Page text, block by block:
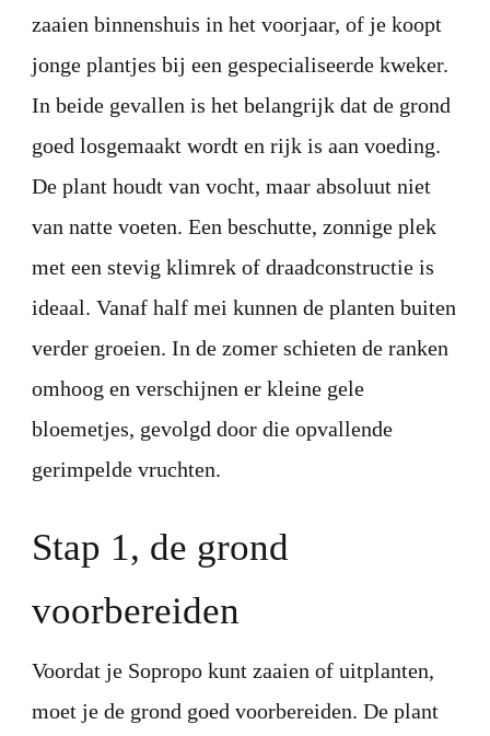
zaaien binnenshuis in het voorjaar, of je koopt
jonge plantjes bij een gespecialiseerde kweker.
In beide gevallen is het belangrijk dat de grond
goed losgemaakt wordt en rijk is aan voeding.
De plant houdt van vocht, maar absoluut niet
van natte voeten. Een beschutte, zonnige plek
met een stevig klimrek of draadconstructie is
ideaal. Vanaf half mei kunnen de planten buiten
verder groeien. In de zomer schieten de ranken
omhoog en verschijnen er kleine gele
bloemetjes, gevolgd door die opvallende
gerimpelde vruchten.
Stap 1, de grond
voorbereiden
Voordat je Sopropo kunt zaaien of uitplanten,
moet je de grond goed voorbereiden. De plant